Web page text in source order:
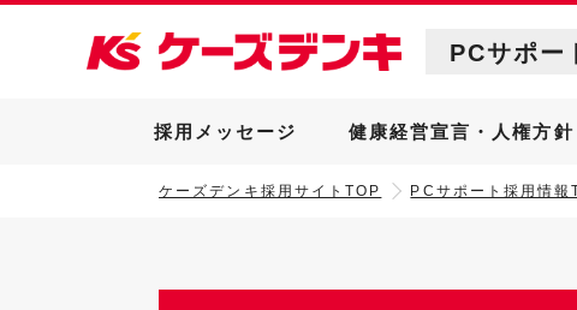
PCサポー
採用メッセージ 健康経営宣言・人権方針
ケーズデンキ採用サイトTOP PCサポート採用情報